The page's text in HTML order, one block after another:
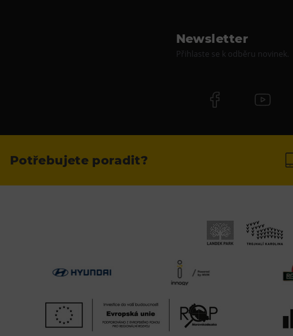
Newsletter
Přihlaste se k odběru novinek.
Potřebujete poradit?